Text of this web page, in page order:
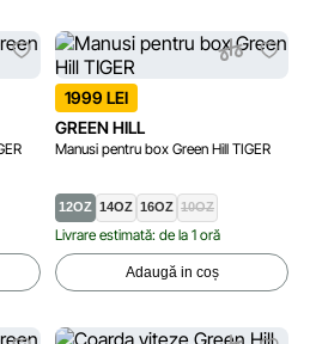
1999 LEI
GREEN HILL
Manusi pentru box Green Hill TIGER
12OZ 14OZ 16OZ 10OZ
Livrare estimată: de la 1 oră
Adaugă in coș